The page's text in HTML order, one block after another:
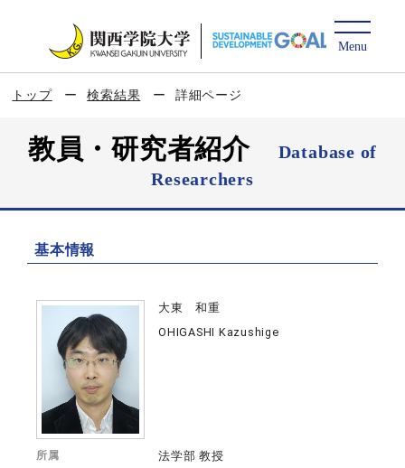
トップ 検索結果 詳細ページ
教員・研究者紹介
Database of
Researchers
基本情報
大東 和重
OHIGASHI Kazushige
所属 法学部 教授